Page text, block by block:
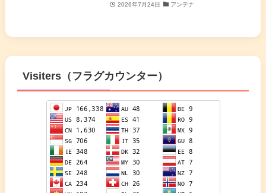
2026年7月24日 アンテナ
Visiters（フラグカウンター）